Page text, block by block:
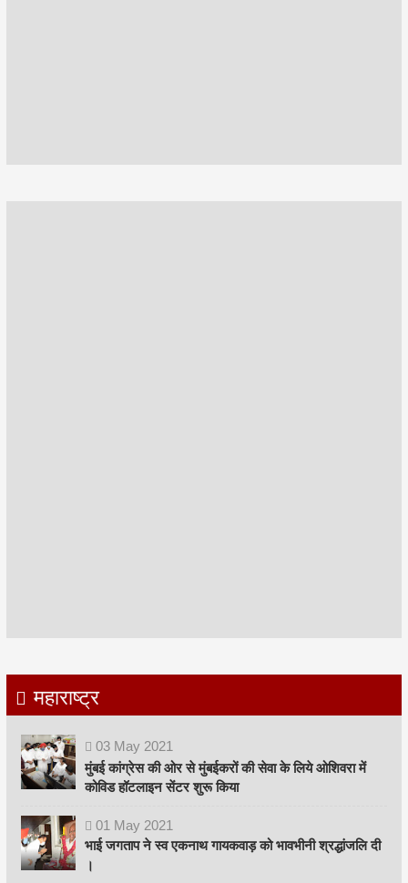
महाराष्ट्र
03 May 2021
मुंबई कांग्रेस की ओर से मुंबईकरों की सेवा के लिये ओशिवरा में
कोविड हॉटलाइन सेंटर शुरू किया
01 May 2021
भाई जगताप ने स्व एकनाथ गायकवाड़ को भावभीनी श्रद्धांजलि दी
।